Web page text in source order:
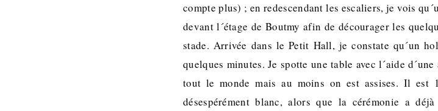
compte plus) ; en redescendant les escaliers, je vois
devant l´étage de Boutmy afin de décourager les
stade. Arrivée dans le Petit Hall, je constate qu´un
quelques minutes. Je spotte une table avec l´aide
tout le monde mais au moins on est assises. Il est
désespérément blanc, alors que la cérémonie a